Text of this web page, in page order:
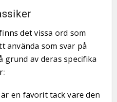
det vissa ord som
använda som svar på
grund av deras specifika
en favorit tack vare den